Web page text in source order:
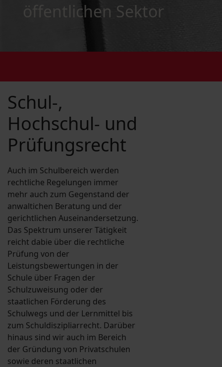
öffentlichen Sektor
Schul-,
Hochschul- und
Prüfungsrecht
Auch im Schulbereich werden
rechtliche Regelungen immer
mehr auch zum Gegenstand der
anwaltichen Beratung und der
gerichtlichen Auseinandersetzung.
Das Spektrum unserer Tätigkeit
reicht dabie über die rechtliche
Prüfung von der
Leistungsbewertungen in der
Schule über Fragen der
Schulzuweisung oder der
staatlichen Förderung des
Schulwegs und der Lernmittel bis
zum Schuldiszipliarrecht. Darüber
hinaus sind wir auch im Bereich
der Gründung von Privatschulen
sowie deren staatlichen